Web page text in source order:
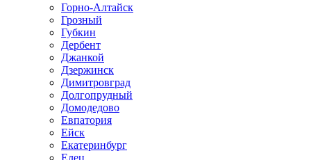
Горно-Алтайск
Грозный
Губкин
Дербент
Джанкой
Дзержинск
Димитровград
Долгопрудный
Домодедово
Евпатория
Ейск
Екатеринбург
Елец